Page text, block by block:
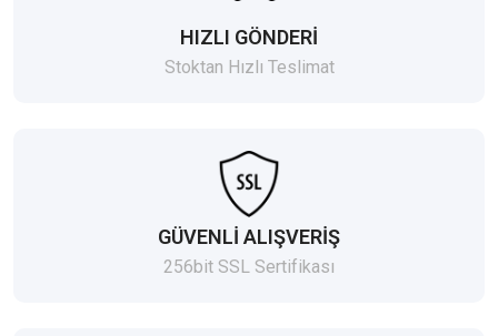
HIZLI GÖNDERİ
Stoktan Hızlı Teslimat
GÜVENLİ ALIŞVERİŞ
256bit SSL Sertifikası